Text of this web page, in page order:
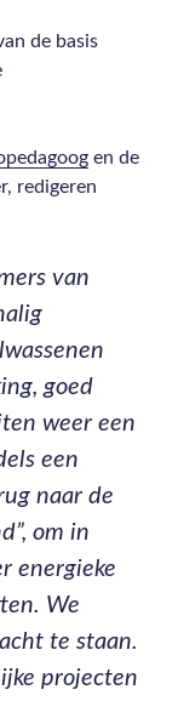
de basis
en de
redigeren
van
goed
weer een
een
naar de
om in
energieke
We
te staan.
projecten